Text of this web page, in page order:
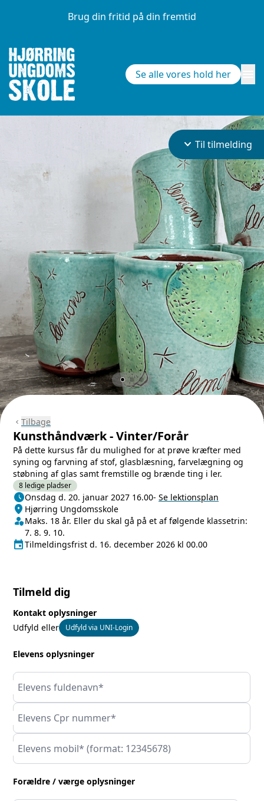
Brug din fritid på din fremtid
Se alle vores hold her
keyboard_arrow_down Til tilmelding
chevron_left Tilbage
Kunsthåndværk - Vinter/Forår
På dette kursus får du mulighed for at prøve kræfter med
syning og farvning af stof, glasblæsning, farvelægning og
støbning af glas samt fremstille og brænde ting i ler.
8 ledige pladser
Næste lektion
scheduleOnsdag d. 20. januar 2027 16.00- Se lektionsplan
Sted/Adresse
location_on Hjørring Ungdomsskole
Klasse/Aldersbegrænsning
person_shieldMaks. 18 år. Eller du skal gå på et af følgende klassetrin:
7. 8. 9. 10.
Tilmeldingsfrist
eventTilmeldingsfrist d. 16. december 2026 kl 00.00
Tilmeld dig
Kontakt oplysninger
Udfyld eller
Udfyld via UNI-Login
Elevens oplysninger
Elevens fuldenavn*
Elevens Cpr nummer*
Elevens mobil* (format: 12345678)
Forældre / værge oplysninger